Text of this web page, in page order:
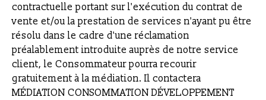
contractuelle portant sur l'exécution du contrat de
vente et/ou la prestation de services n'ayant pu être
résolu dans le cadre d'une réclamation
préalablement introduite auprès de notre service
client, le Consommateur pourra recourir
gratuitement à la médiation. Il contactera
MÉDIATION CONSOMMATION DÉVELOPPEMENT